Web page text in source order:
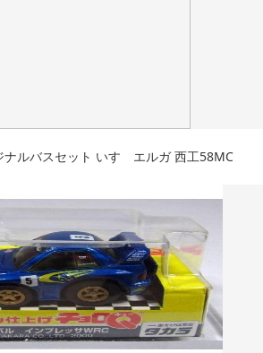
ルバスセット いすゞエルガ 西工58MC